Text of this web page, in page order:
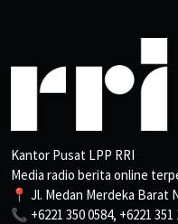
Kantor Pusat LPP RRI
Media radio berita online
📍 Jl. Medan Merdeka Barat
📞 +6221 350 0584, +6221 351